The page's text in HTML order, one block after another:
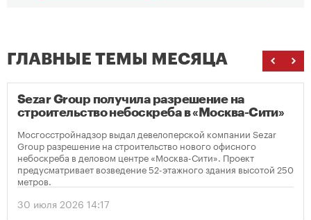
ГЛАВНЫЕ ТЕМЫ МЕСЯЦА
Sezar Group получила разрешение на
строительство небоскреба в «Москва-Сити»
Мосгосстройнадзор выдал девелоперской компании Sezar
Group разрешение на строительство нового офисного
небоскреба в деловом центре «Москва-Сити». Проект
предусматривает возведение 52-этажного здания высотой 250
метров.
30 июля 2026 14:17